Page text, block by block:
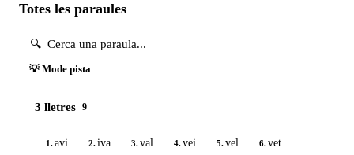
Totes les paraules
💡 Mode pista
3 lletres 9
1.avi 2.iva 3.val 4.vei 5.vel 6.vet